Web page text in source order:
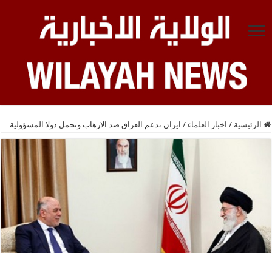
الرئيسية / اخبار العلماء / ايران تدعم العراق ضد الارهاب وتحمل دولا المسؤولية